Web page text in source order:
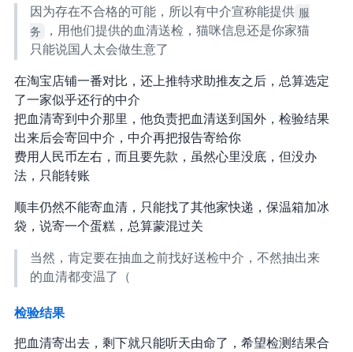
因为存在不合格的可能，所以有中介宣称能提供 服
务
，用他们提供的血清送检，猫咪信息还是你家猫
只能说国人太会做生意了…
在淘宝店铺一番对比，还上推特求助推友之后，总算选定
了一家似乎还行的中介
把血清寄到中介那里，他负责把血清送到国外，检验结果
出来后会寄回中介，中介再把报告寄给你
费用 2k 人民币左右，而且要先款，虽然心里没底，但没办
法，只能转账
顺丰仍然不能寄血清，只能找了其他家快递，保温箱加冰
袋，说寄一个蛋糕，总算蒙混过关
当然，肯定要在抽血之前找好送检中介，不然抽出来
的血清都变温了（
检验结果
把血清寄出去，剩下就只能听天由命了，希望检测结果合